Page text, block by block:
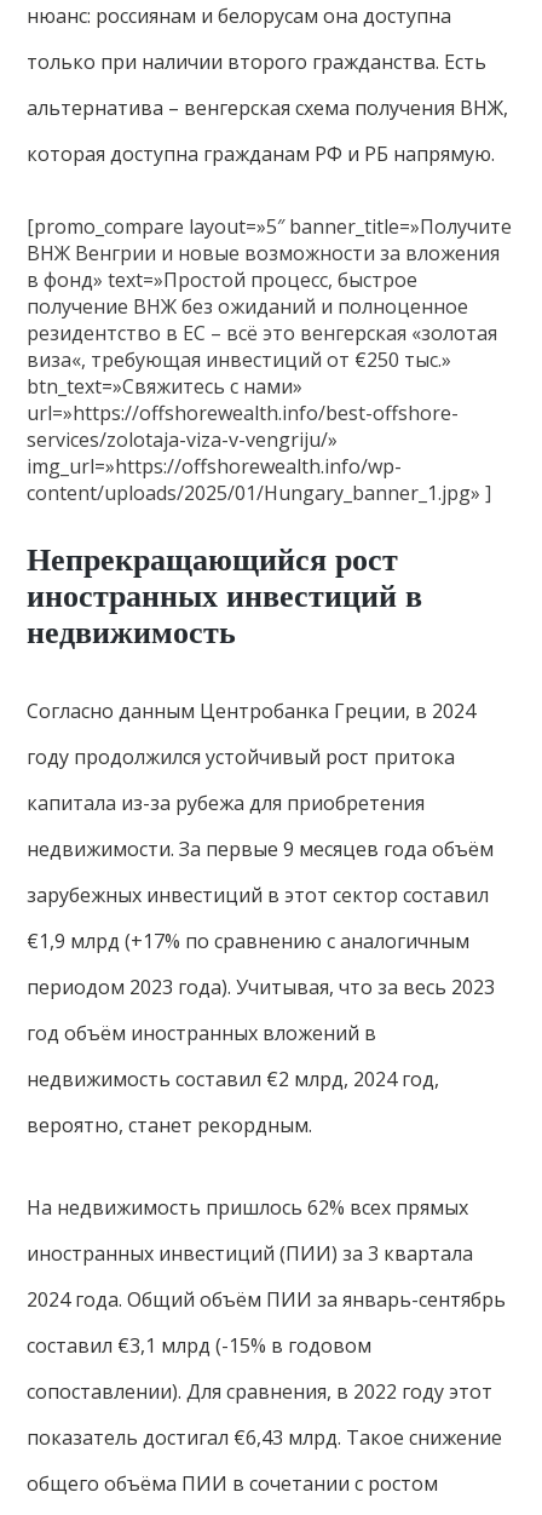
нюанс: россиянам и белорусам она доступна
только при наличии второго гражданства. Есть
альтернатива – венгерская схема получения ВНЖ,
которая доступна гражданам РФ и РБ напрямую.
[promo_compare layout=»5″ banner_title=»Получите
ВНЖ Венгрии и новые возможности за вложения
в фонд» text=»Простой процесс, быстрое
получение ВНЖ без ожиданий и полноценное
резидентство в ЕС – всё это венгерская «золотая
виза«, требующая инвестиций от €250 тыс.»
btn_text=»Свяжитесь с нами»
url=»https://offshorewealth.info/best-offshore-
services/zolotaja-viza-v-vengriju/»
img_url=»https://offshorewealth.info/wp-
content/uploads/2025/01/Hungary_banner_1.jpg» ]
Непрекращающийся рост
иностранных инвестиций в
недвижимость
Согласно данным Центробанка Греции, в 2024
году продолжился устойчивый рост притока
капитала из-за рубежа для приобретения
недвижимости. За первые 9 месяцев года объём
зарубежных инвестиций в этот сектор составил
€1,9 млрд (+17% по сравнению с аналогичным
периодом 2023 года). Учитывая, что за весь 2023
год объём иностранных вложений в
недвижимость составил €2 млрд, 2024 год,
вероятно, станет рекордным.
На недвижимость пришлось 62% всех прямых
иностранных инвестиций (ПИИ) за 3 квартала
2024 года. Общий объём ПИИ за январь-сентябрь
составил €3,1 млрд (-15% в годовом
сопоставлении). Для сравнения, в 2022 году этот
показатель достигал €6,43 млрд. Такое снижение
общего объёма ПИИ в сочетании с ростом